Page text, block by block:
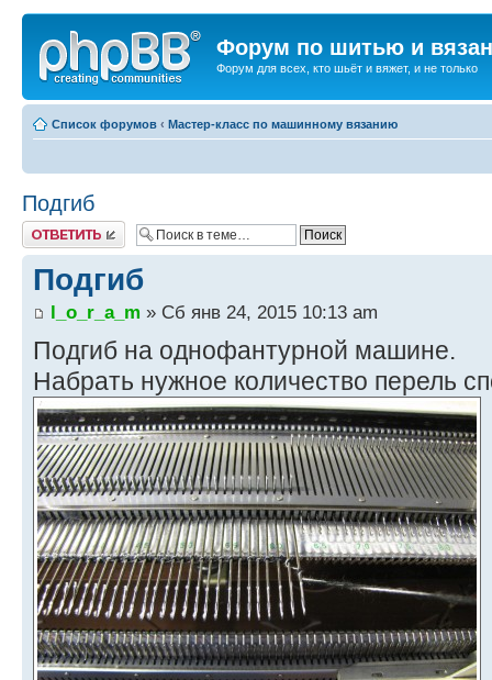
Форум по шитью и
Форум для всех, кто шьёт и вяжет, и не только
Список форумов ‹ Мастер-класс по машинному вязанию
Подгиб
Ответить
Подгиб
l_o_r_a_m » Сб янв 24, 2015 10:13 am
Подгиб на однофантурной машине.
Набрать нужное количество перель